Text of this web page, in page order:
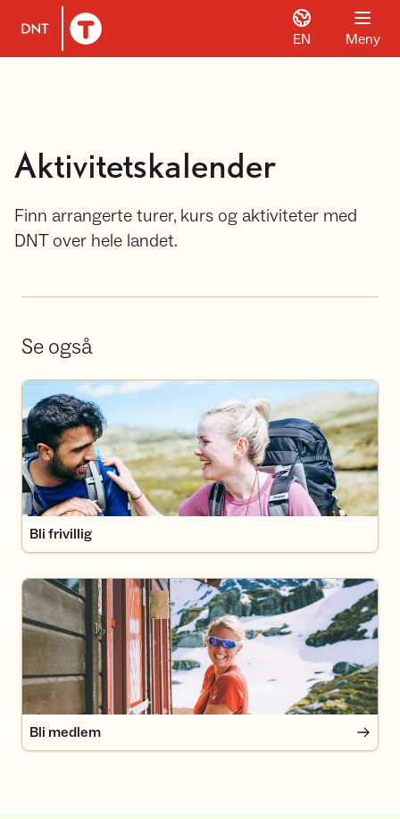
Til DNT.no forside
EN Meny
Aktivitetskalender
Finn arrangerte turer, kurs og aktiviteter med
DNT over hele landet.
Se også
Bli frivillig
Bli frivillig
Bli medlem
Bli medlem